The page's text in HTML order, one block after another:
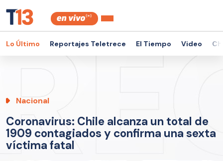
Lo Último Reportajes Teletrece El Tiempo Video
Nacional
Coronavirus: Chile alcanza un total de
1909 contagiados y confirma una sexta
víctima fatal